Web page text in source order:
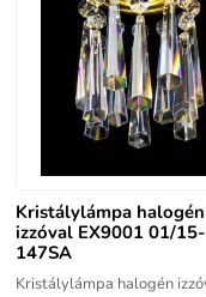
Kristálylámpa halogén
izzóval EX9001 01/15-
147SA
Kristálylámpa halogén